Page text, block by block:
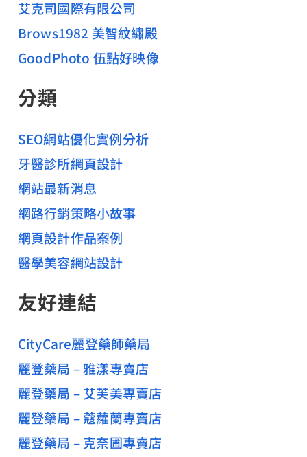
艾克司國際有限公司
Brows1982 美智紋繡殿
GoodPhoto 伍點好映像
分類
SEO網站優化實例分析
牙醫診所網頁設計
網站最新消息
網路行銷策略小故事
網頁設計作品案例
醫學美容網站設計
友好連結
CityCare麗登藥師藥局
麗登藥局 – 雅漾專賣店
麗登藥局 – 艾芙美專賣店
麗登藥局 – 蔻蘿蘭專賣店
麗登藥局 – 克奈圃專賣店